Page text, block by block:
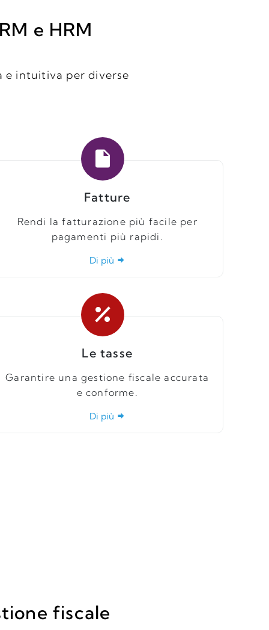
e HRM
e intuitiva per diverse
Fatture
Rendi la fatturazione più facile per
pagamenti più rapidi.
Di più
Le tasse
Garantire una gestione fiscale accurata
e conforme.
Di più
fiscale